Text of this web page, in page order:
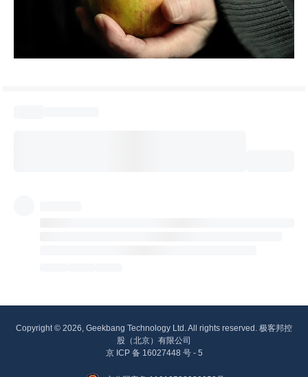
Copyright © 2026, Geekbang Technology Ltd. All rights reserved. 极客邦控
股（北京）有限公司
京 ICP 备 16027448 号 - 5